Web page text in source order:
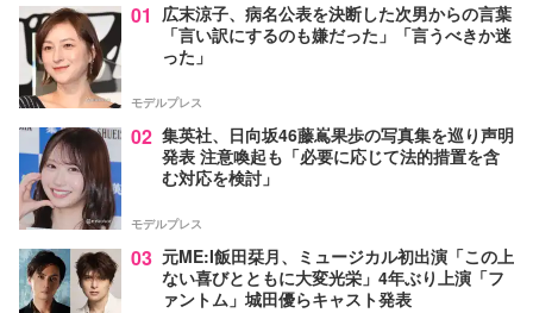
01 広末涼子、病名公表を決断した次男からの言葉
「言い訳にするのも嫌だった」「言うべきか迷
った」
モデルプレス
02 集英社、日向坂46藤嶌果歩の写真集を巡り声明
発表 注意喚起も「必要に応じて法的措置を含
む対応を検討」
モデルプレス
03 元ME:I飯田栞月、ミュージカル初出演「この上
ない喜びとともに大変光栄」4年ぶり上演「フ
ァントム」城田優らキャスト発表